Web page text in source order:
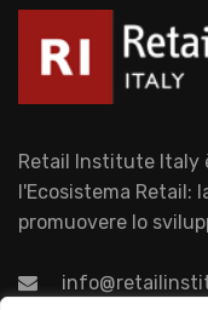
Retail Institute Italy
l'Ecosistema Retail:
promuovere lo